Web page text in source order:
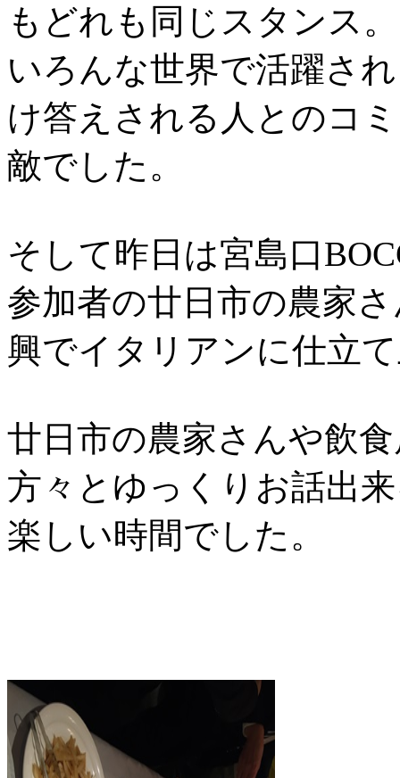
もどれも同じスタンス。
いろんな世界で活躍さ
け答えされる人とのコ
敵でした。
そして昨日は宮島口
参加者の廿日市の農家
興でイタリアンに仕立
廿日市の農家さんや飲
方々とゆっくりお話出
楽しい時間でした。